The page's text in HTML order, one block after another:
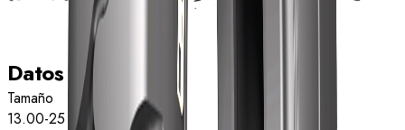
Datos técnicos
Tamaño
13.00-25